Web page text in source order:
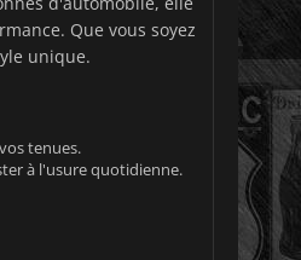
Que vous soyez
unique.
tenues.
à l'usure quotidienne.